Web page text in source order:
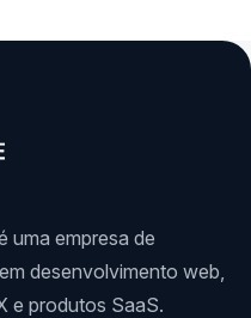
uma empresa de
desenvolvimento web,
e produtos SaaS.